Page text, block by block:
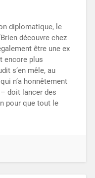
diplomatique, le
découvre chez
être une ex
encore plus
s’en mêle, au
n’a honnêtement
doit lancer des
pour que tout le